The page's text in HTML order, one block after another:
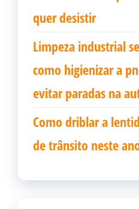
quer desistir
Limpeza industrial
como higienizar a
evitar paradas na
Como driblar a
de trânsito neste